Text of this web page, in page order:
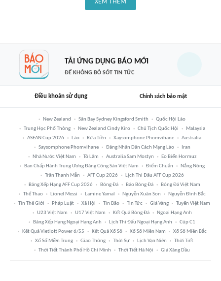
XEM THÊM
TẢI ỨNG DỤNG BÁO MỚI
ĐỂ KHÔNG BỎ SÓT TIN TỨC
Điều khoản sử dụng Chính sách bảo mật
New Zealand Sân Bay Sydney Kingsford Smith
Quốc Hội Lào
Trung Học Phổ Thông
New Zealand Cindy Kiro Chủ Tịch Quốc Hội
Malaysia
ASEAN Cup 2026
Lào Rửa Tiền Xaysomphone Phomvihane
Australia
Saysomphone Phomvihane
Đảng Nhân Dân Cách Mạng Lào
Iran
Nhà Nước Việt Nam
Tô Lâm Australia Sam Mostyn
Eo Biển Hormuz
Ban Chấp Hành Trung Ương Đảng Cộng Sản Việt Nam
Điểm Chuẩn
Nắng Nóng
Trần Thanh Mẫn
AFF Cup 2026
Lịch Thi Đấu AFF Cup 2026
Bảng Xếp Hạng AFF Cup 2026
Bóng Đá Báo Bóng Đá
Bóng Đá Việt Nam
Thể Thao
Lionel Messi Lamine Yamal Nguyễn Xuân Son
Nguyễn Đình Bắc
Tin Thế Giới
Pháp Luật Xã Hội Tin Bão Tin Tức Giá Vàng
Tuyển Việt Nam
U23 Việt Nam
U17 Việt Nam Kết Quả Bóng Đá
Ngoại Hạng Anh
Bảng Xếp Hạng Ngoại Hạng Anh
Lịch Thi Đấu Ngoại Hạng Anh
Cúp C1
Kết Quả Vietlott Power 6/55
Kết Quả Xổ Số Xổ Số Miền Nam
Xổ Số Miền Bắc
Xổ Số Miền Trung
Giao Thông Thời Sự Lịch Vạn Niên
Thời Tiết
Thời Tiết Thành Phố Hồ Chí Minh
Thời Tiết Hà Nội Giá Xăng Dầu